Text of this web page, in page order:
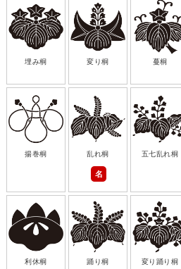
埋み桐 変り桐 蔓桐
揚巻桐 乱れ桐
名
五七乱れ桐
利休桐 踊り桐 変り踊り桐